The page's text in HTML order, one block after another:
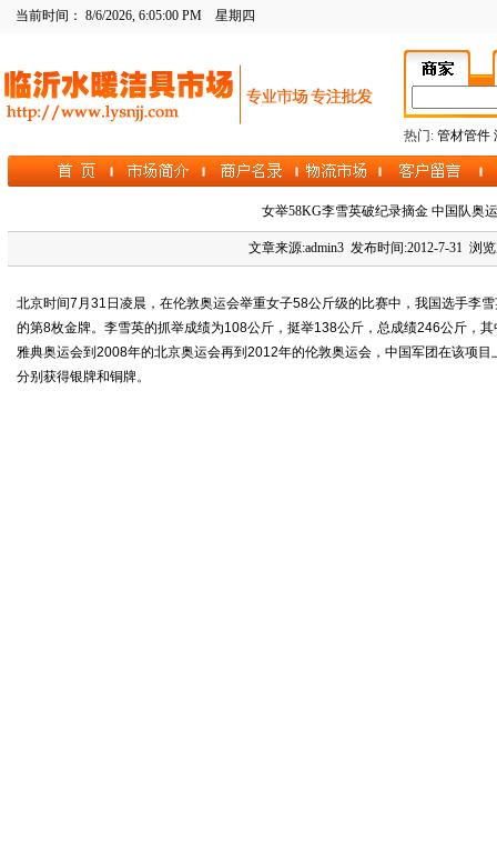
当前时间： 8/6/2026, 6:05:01 PM 星期四
热门: 管材管件
女举58KG李雪英破纪录摘金 中国队奥
文章来源:admin3 发布时间:2012-7-31 浏
北京时间7月31日凌晨，在伦敦奥运会举重女子58公斤级的比赛中，我国选手李
的第8枚金牌。李雪英的抓举成绩为108公斤，挺举138公斤，总成绩246公斤，
雅典奥运会到2008年的北京奥运会再到2012年的伦敦奥运会，中国军团在该项目
分别获得银牌和铜牌。